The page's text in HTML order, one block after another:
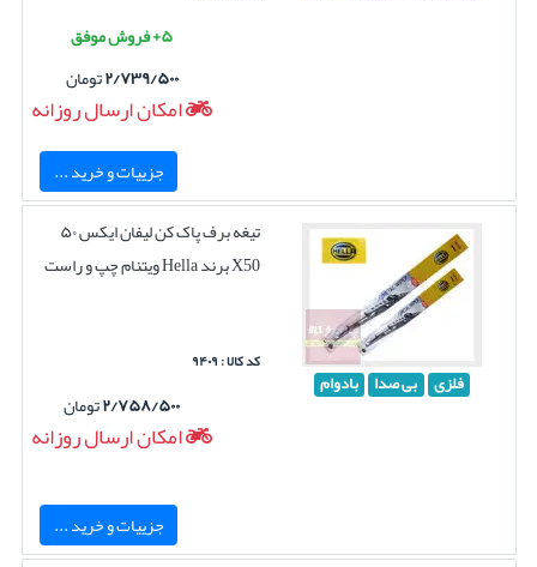
۵+ فروش موفق
۲/۷۳۹/۵۰۰تومان
امکان ارسال روزانه
جزییات و خرید ...
فلزی بی صدا بادوام
تیغه برف پاک کن لیفان ایکس ۵۰
X50 برند Hella ویتنام چپ و راست
کد کالا : ۹۴۰۹
۲/۷۵۸/۵۰۰تومان
امکان ارسال روزانه
جزییات و خرید ...